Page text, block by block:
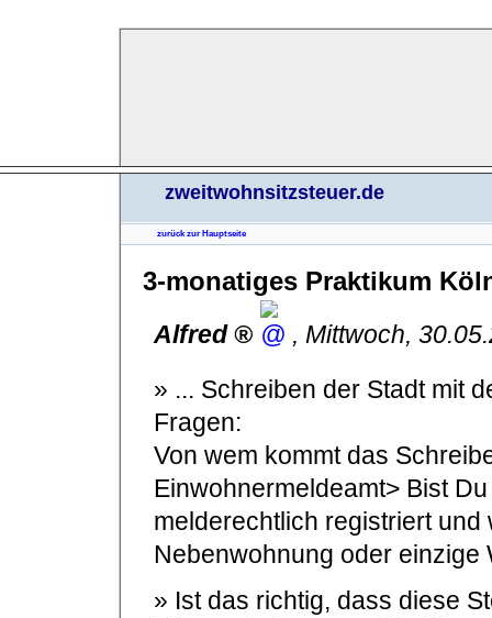
zweitwohnsitzsteuer.de
zurück zur Hauptseite
3-monatiges Praktikum
Alfred
, Mittwoch,
» ... Schreiben der Stadt mit
Fragen:
Von wem kommt das
Einwohnermeldeamt> Bist
melderechtlich registriert
Nebenwohnung oder einzige
» Ist das richtig, dass diese